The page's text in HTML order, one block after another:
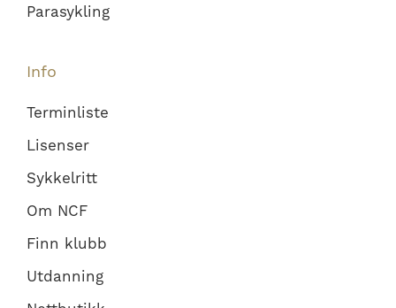
Parasykling
Info
Terminliste
Lisenser
Sykkelritt
Om NCF
Finn klubb
Utdanning